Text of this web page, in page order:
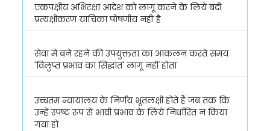
एकपक्षीय अभिरक्षा आदेश को लागू करने के लिये बंदी
प्रत्यक्षीकरण याचिका पोषणीय नहीं है
सेवा में बने रहने की उपयुक्तता का आकलन करते समय
'विलुप्त प्रभाव का सिद्धांत' लागू नहीं होता
उच्चतम न्यायालय के निर्णय भूतलक्षी होते हैं जब तक कि
उन्हें स्पष्ट रूप से भावी प्रभाव के लिये निर्धारित न किया
गया हो